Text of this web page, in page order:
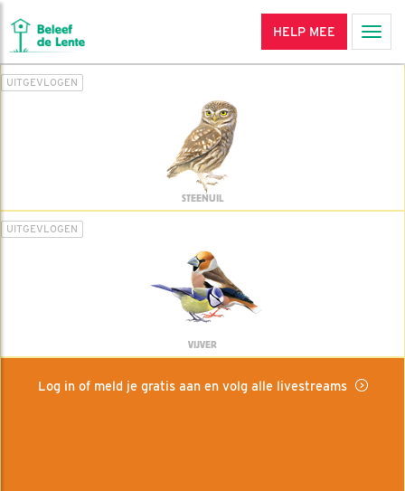
HELP MEE
UITGEVLOGEN
STEENUIL
UITGEVLOGEN
VIJVER
Log in of meld je gratis aan en volg alle livestreams